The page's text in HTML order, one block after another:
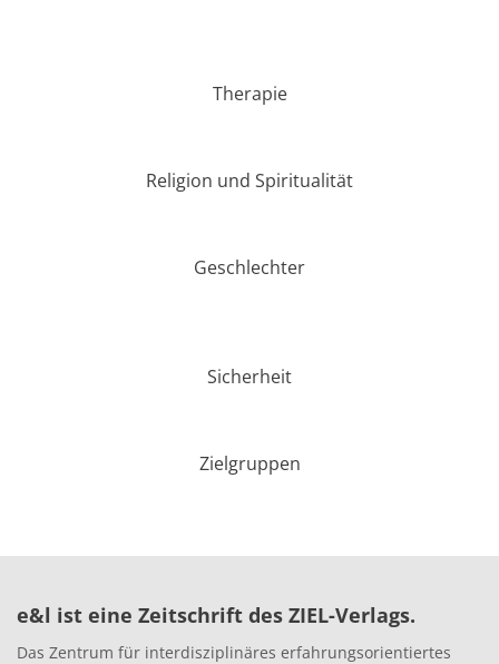
Therapie
Religion und Spiritualität
Geschlechter
Sicherheit
Zielgruppen
e&l ist eine Zeitschrift des ZIEL-Verlags.
Das Zen­trum für inter­diszi­plinäres erfahrung­sori­en­tiertes